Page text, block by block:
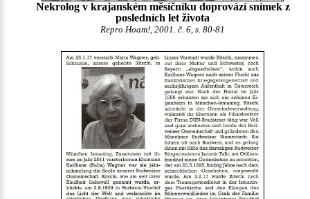
Nekrolog v krajanském měsíčníku doprovází snímek z
posledních let života
Repro Hoam!, 2001. č. 6, s. 80-81